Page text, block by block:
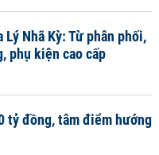
Lý Nhã Kỳ: Từ phân phối,
phụ kiện cao cấp
tỷ đồng, tâm điểm hướng